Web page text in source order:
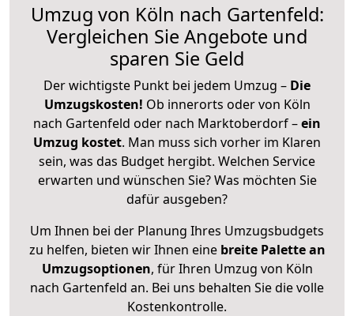
Umzug von Köln nach Gartenfeld:
Vergleichen Sie Angebote und
sparen Sie Geld
Der wichtigste Punkt bei jedem Umzug – Die
Umzugskosten! Ob innerorts oder von Köln
nach Gartenfeld oder nach Marktoberdorf –ein
Umzug kostet. Man muss sich vorher im Klaren
sein, was das Budget hergibt. Welchen Service
erwarten und wünschen Sie? Was möchten Sie
dafür ausgeben?
Um Ihnen bei der Planung Ihres Umzugsbudgets
zu helfen, bieten wir Ihnen eine breite Palette an
Umzugsoptionen, für Ihren Umzug von Köln
nach Gartenfeld an. Bei uns behalten Sie die volle
Kostenkontrolle.